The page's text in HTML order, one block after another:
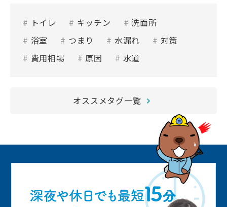
トイレ キッチン
洗面所
浴室
つまり 水漏れ
対策
費用相場
原因 水道
オススメタグ一覧